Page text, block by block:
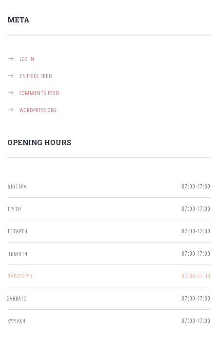
META
LOG IN
ENTRIES FEED
COMMENTS FEED
WORDPRESS.ORG
OPENING HOURS
ΔΕΥΤΕΡΑ 07:00-17:00
ΤΡΙΤΗ 07:00-17:00
ΤΕΤΑΡΤΗ 07:00-17:00
ΠΕΜΠΤΗ 07:00-17:00
ΠΑΡΑΣΚΕΥΗ 07:00-17:00
ΣΑΒΒΑΤΟ 07:00-17:00
ΚΥΡΙΑΚΗ 07:00-17:00